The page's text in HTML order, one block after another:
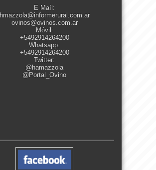
E Maíl:
hmazzola@informerural.com.ar
ovinos@ovinos.com.ar
Móvil:
+5492914264200
Whatsapp:
+5492914264200
Twitter:
@hamazzola
@Portal_Ovino